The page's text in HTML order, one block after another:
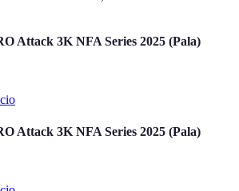
Attack 3K NFA Series 2025 (Pala)
Attack 3K NFA Series 2025 (Pala)